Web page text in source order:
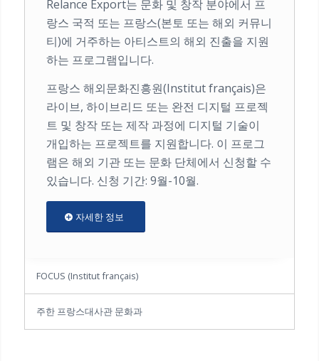
Relance Export는 문화 및 창작 분야에서 프
랑스 국적 또는 프랑스(본토 또는 해외 커뮤니
티)에 거주하는 아티스트의 해외 진출을 지원
하는 프로그램입니다.
프랑스 해외문화진흥원(Institut français)은
라이브, 하이브리드 또는 완전 디지털 프로젝
트 및 창작 또는 제작 과정에 디지털 기술이
개입하는 프로젝트를 지원합니다. 이 프로그
램은 해외 기관 또는 문화 단체에서 신청할 수
있습니다. 신청 기간: 9월-10월.
자세한 정보
FOCUS (Institut français)
주한 프랑스대사관 문화과